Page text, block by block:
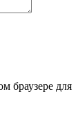
браузере для